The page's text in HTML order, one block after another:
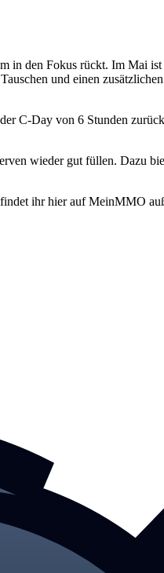
in den Fokus rückt. Im Mai
und einen
C-Day von 6 Stunden
wieder gut füllen. Dazu
ihr hier auf MeinMMO